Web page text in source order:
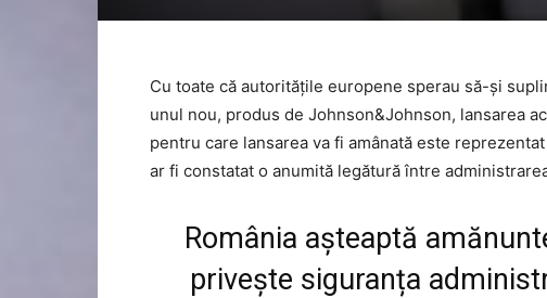
Cu toate că autoritățile europene sperau să-și
unul nou, produs de Johnson&Johnson, lansarea
pentru care lansarea va fi amânată este
ar fi constatat o anumită legătură între
România așteaptă
privește siguranța